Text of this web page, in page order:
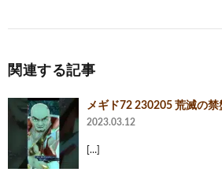
関連する記事
メギド72 230205 荒滅の
2023.03.12
[…]